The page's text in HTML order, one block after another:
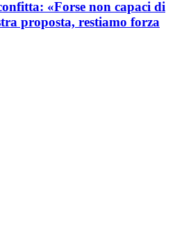
«Forse non capaci di
proposta, restiamo forza